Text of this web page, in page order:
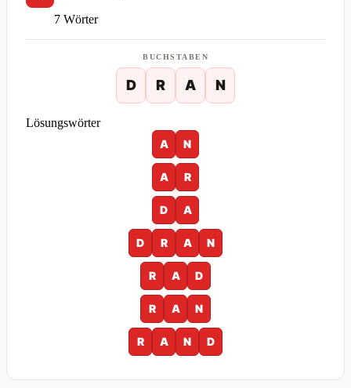
7 Wörter
BUCHSTABEN
D R A N
Lösungswörter
A
N
A R
D A
D R A N
R A D
R A N
R A N D